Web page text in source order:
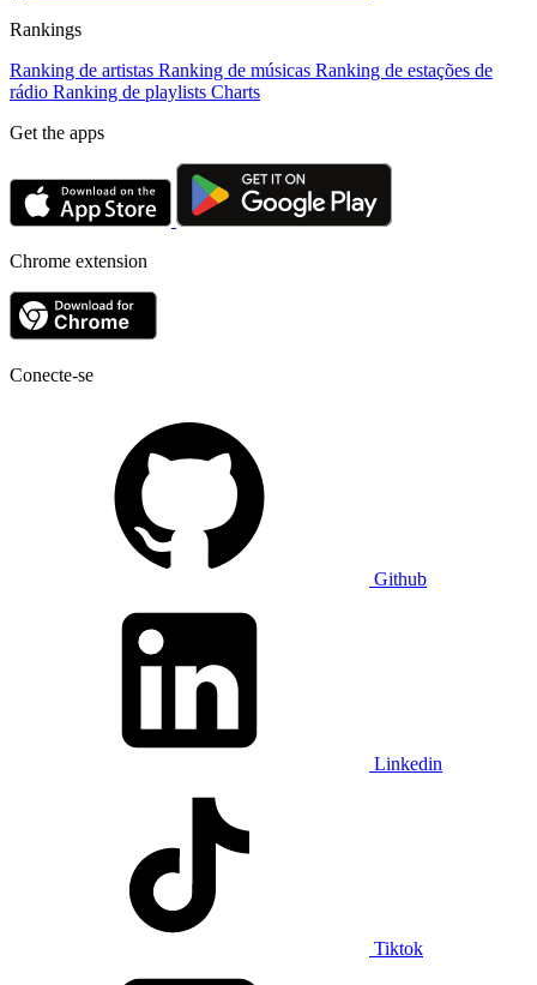
Rankings
Ranking de artistas Ranking de músicas Ranking de estações de
rádio Ranking de playlists Charts
Get the apps
Chrome extension
Conecte-se
Github
Linkedin
Tiktok